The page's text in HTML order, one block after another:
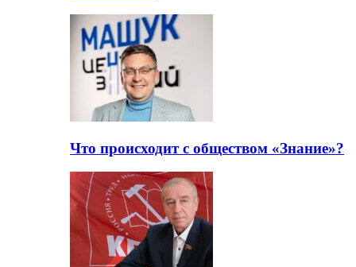
Что происходит с обществом «Знание»?